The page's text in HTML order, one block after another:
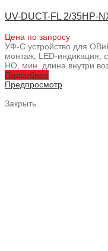
UV-DUCT-FL 2/35HP-
Цена по запросу
УФ-С устройство для
монтаж, LED-индикация,
HO, мин. длина внутри
Подробнее
Предпросмотр
Закрыть